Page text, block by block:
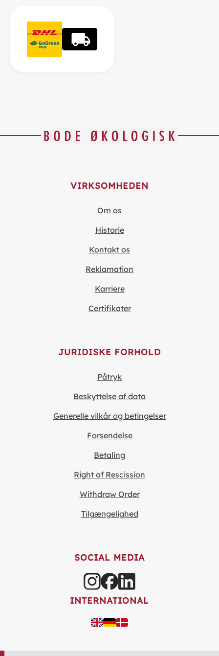
VIRKSOMHEDEN
Om os
Historie
Kontakt os
Reklamation
Karriere
Certifikater
JURIDISKE FORHOLD
Påtryk
Beskyttelse af data
Generelle vilkår og betingelser
Forsendelse
Betaling
Right of Rescission
Withdraw Order
Tilgængelighed
SOCIAL MEDIA
INTERNATIONAL